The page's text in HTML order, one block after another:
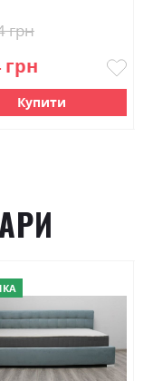
грн
грн
Купити